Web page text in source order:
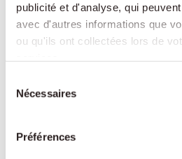
publicité et d'analyse, qui
avec d'autres informations que
ou qu'ils ont collectées lors de
Nécessaires
Préférences
Présence et compagnie :
jeux, partage de souvenirs –
social et lutter contre la
soutien pour l'entretien du
médicaux, courses,